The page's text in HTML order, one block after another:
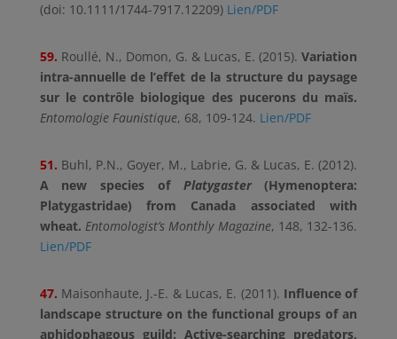
(doi: 10.1111/1744-7917.12209) Lien/PDF
59. Roullé, N., Domon, G. & Lucas, E. (2015).Variation
intra-annuelle de l’effet de la structure du paysage
sur le contrôle biologique des pucerons du maïs.
Entomologie Faunistique, 68, 109-124. Lien/PDF
51. Buhl, P.N., Goyer, M., Labrie, G. & Lucas, E. (2012).
A new species of Platygaster(Hymenoptera:
Platygastridae) from Canada associated with
wheat. Entomologist’s Monthly Magazine, 148, 132-136.
Lien/PDF
47. Maisonhaute, J.-E. & Lucas, E. (2011). Influence of
landscape structure on the functional groups of an
aphidophagous guild: Active-searching predators,